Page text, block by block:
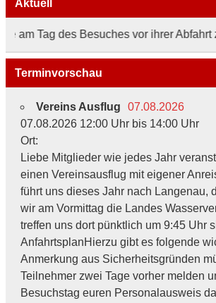
Aktuell
Tag des Besuches vor ihrer Abfahrt zu
Terminvorschau
Vereins Ausflug
07.08.2026
07.08.2026 12:00 Uhr bis 14:00 Uhr
Ort:
Liebe Mitglieder wie jedes Jahr
einen Vereinsausflug mit eigener
führt uns dieses Jahr nach Langenau,
wir am Vormittag die Landes
treffen uns dort pünktlich um 9:45 Uhr
AnfahrtsplanHierzu gibt es folgende
Anmerkung aus Sicherheitsgründen
Teilnehmer zwei Tage vorher melden
Besuchstag euren Personalausweis